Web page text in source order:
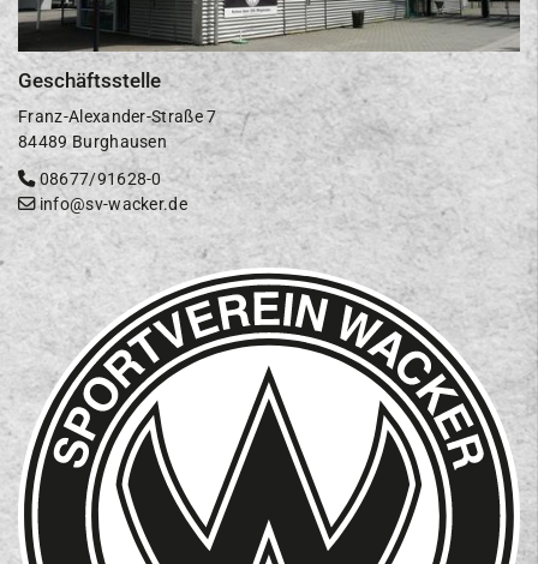
Geschäftsstelle
Franz-Alexander-Straße 7
84489 Burghausen
08677/91628-0
info@sv-wacker.de